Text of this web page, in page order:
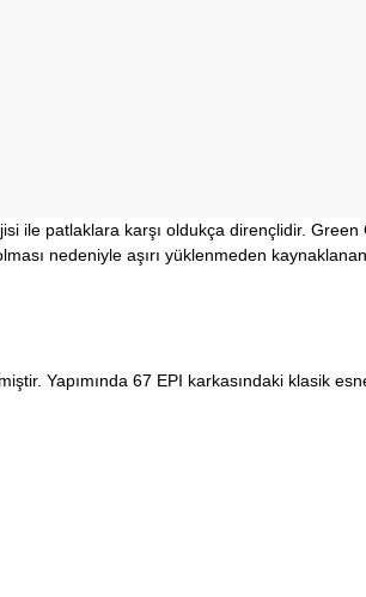
ile patlaklara karşı oldukça dirençlidir.
nedeniyle aşırı yüklenmeden kaynaklanan
Yapımında 67 EPI karkasındaki klasik